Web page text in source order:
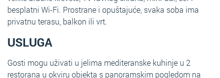
besplatni Wi-Fi. Prostrane i opuštajuće, svaka soba ima
privatnu terasu, balkon ili vrt.
USLUGA
Gosti mogu uživati u jelima mediteranske kuhinje u 2
restorana u okviru objekta s panoramskim pogledom na